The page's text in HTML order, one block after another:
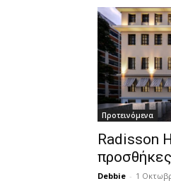
Προτεινόμενα
Radisson
Debbie - 1